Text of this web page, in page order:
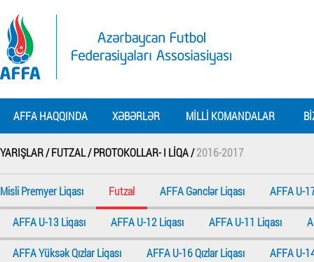
AFFA HAQQINDA XƏBƏRLƏR MILLI KOMANDALAR
YARIŞLAR /FUTZAL /PROTOKOLLAR- I LIQA /2016-2017
Misli Premyer Liqası Futzal AFFA Gənclər Liqası AFFA U-
AFFA U-13 Liqası AFFA U-12 Liqası AFFA U-11 Liqası
AFFA Yüksək Qızlar Liqası AFFA U-16 Qızlar Liqası AFFA U-